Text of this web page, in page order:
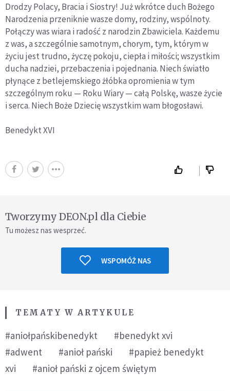
Drodzy Polacy, Bracia i Siostry! Już wkrótce duch Bożego
Narodzenia przeniknie wasze domy, rodziny, wspólnoty.
Połączy was wiara i radość z narodzin Zbawiciela. Każdemu
z was, a szczególnie samotnym, chorym, tym, którym w
życiu jest trudno, życzę pokoju, ciepła i miłości; wszystkim
ducha nadziei, przebaczenia i pojednania. Niech światło
płynące z betlejemskiego żłóbka opromienia w tym
szczególnym roku — Roku Wiary — całą Polskę, wasze życie
i serca. Niech Boże Dziecię wszystkim wam błogosławi.
Benedykt XVI
Tworzymy DEON.pl dla Ciebie
Tu możesz nas wesprzeć.
WSPOMÓŻ NAS
TEMATY W ARTYKULE
#aniołpańskibenedykt
#benedykt xvi
#adwent
#anioł pański
#papież benedykt
xvi
#anioł pański z ojcem świętym